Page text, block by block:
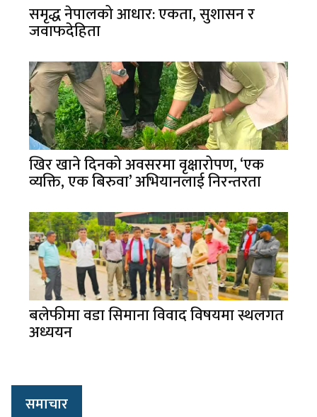
समृद्ध नेपालको आधार: एकता, सुशासन र
जवाफदेहिता
खिर खाने दिनको अवसरमा वृक्षारोपण, ‘एक
व्यक्ति, एक बिरुवा’ अभियानलाई निरन्तरता
बलेफीमा वडा सिमाना विवाद विषयमा स्थलगत
अध्ययन
समाचार